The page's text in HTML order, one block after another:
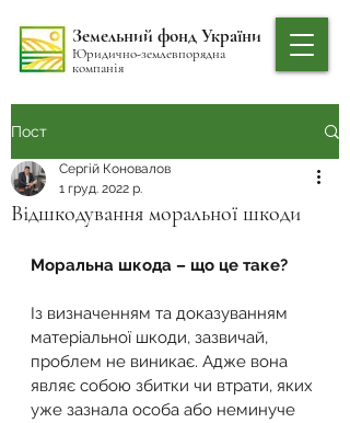
Земельний фонд України
Юридично-землевпорядна
компанія
Пост
Відшкодування моральної шкоди
Сергій Коновалов
1 груд. 2022 р.
Моральна шкода – що це таке?
Із визначенням та доказуванням
матеріальної шкоди, зазвичай,
проблем не виникає. Адже вона
являє собою збитки чи втрати, яких
уже зазнала особа або неминуче